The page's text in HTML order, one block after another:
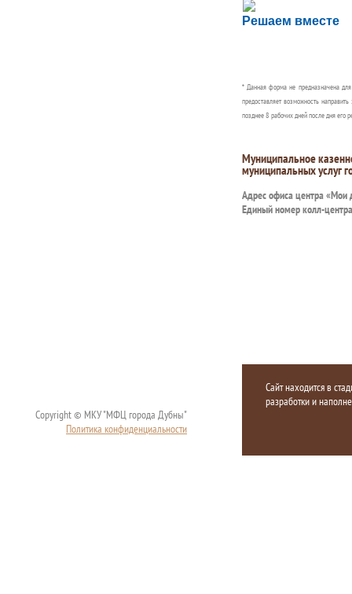
Решаем вместе
Сложности с
Сообщите об этом
* Данная форма не предназначена
предоставляет возможность
позднее 8 рабочих дней после дня его
Муниципальное
муниципальных услуг
Адрес офиса центра «Мои
Единый номер колл-
Copyright © МКУ "МФЦ города Дубны"
Политика конфиденциальности
Сайт находится в
разработки и